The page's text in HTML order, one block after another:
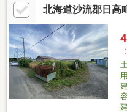
北海道沙流郡日高